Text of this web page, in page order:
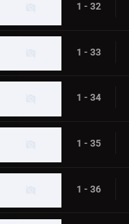
1 - 32
1 - 33
1 - 34
1 - 35
1 - 36